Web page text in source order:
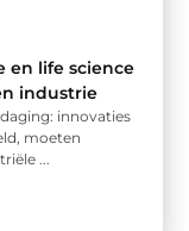
en life science
industrie
innovaties
moeten
...